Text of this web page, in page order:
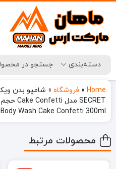
Home
» فروشگاه »
Body Wash Cake Confetti 300ml
محصولات مرتبط